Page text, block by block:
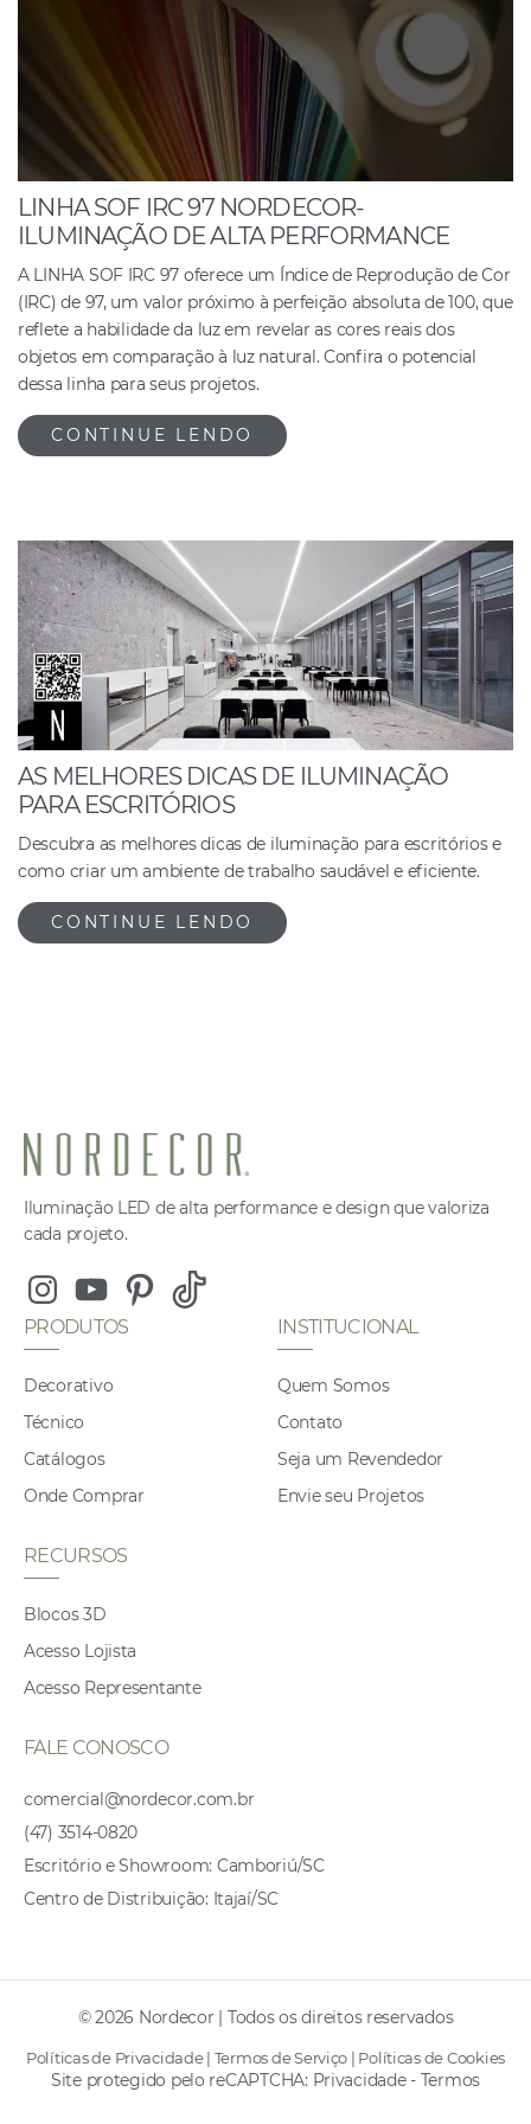
LINHA SOF IRC 97 NORDECOR-
ILUMINAÇÃO DE ALTA PERFORMANCE
A LINHA SOF IRC 97 oferece um Índice de Reprodução de Cor
(IRC) de 97, um valor próximo à perfeição absoluta de 100, que
reflete a habilidade da luz em revelar as cores reais dos
objetos em comparação à luz natural. Confira o potencial
dessa linha para seus projetos.
CONTINUE LENDO
AS MELHORES DICAS DE ILUMINAÇÃO
PARA ESCRITÓRIOS
Descubra as melhores dicas de iluminação para escritórios e
como criar um ambiente de trabalho saudável e eficiente.
CONTINUE LENDO
Iluminação LED de alta performance e design que valoriza
cada projeto.
InstagramYoutubePinterest
Tiktok
PRODUTOS
Decorativo
Técnico
Catálogos
Onde Comprar
INSTITUCIONAL
Quem Somos
Contato
Seja um Revendedor
Envie seu Projetos
RECURSOS
Blocos 3D
Acesso Lojista
Acesso Representante
FALE CONOSCO
comercial@nordecor.com.br
(47) 3514-0820
Escritório e Showroom: Camboriú/SC
Centro de Distribuição: Itajaí/SC
© 2026 Nordecor | Todos os direitos reservados
Políticas de Privacidade| Termos de Serviço | Políticas de Cookies
Site protegido pelo reCAPTCHA: Privacidade- Termos